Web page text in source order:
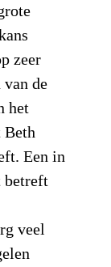
zeer
de
het
Beth
Een in
betreft
veel